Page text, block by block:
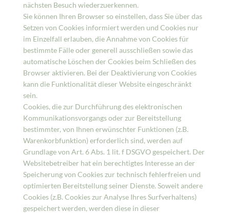
nächsten Besuch wiederzuerkennen.
Sie können Ihren Browser so einstellen, dass Sie über das
Setzen von Cookies informiert werden und Cookies nur
im Einzelfall erlauben, die Annahme von Cookies für
bestimmte Fälle oder generell ausschließen sowie das
automatische Löschen der Cookies beim Schließen des
Browser aktivieren. Bei der Deaktivierung von Cookies
kann die Funktionalität dieser Website eingeschränkt
sein.
Cookies, die zur Durchführung des elektronischen
Kommunikationsvorgangs oder zur Bereitstellung
bestimmter, von Ihnen erwünschter Funktionen (z.B.
Warenkorbfunktion) erforderlich sind, werden auf
Grundlage von Art. 6 Abs. 1 lit. f DSGVO gespeichert. Der
Websitebetreiber hat ein berechtigtes Interesse an der
Speicherung von Cookies zur technisch fehlerfreien und
optimierten Bereitstellung seiner Dienste. Soweit andere
Cookies (z.B. Cookies zur Analyse Ihres Surfverhaltens)
gespeichert werden, werden diese in dieser